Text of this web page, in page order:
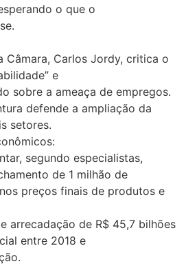
o que o
Câmara, Carlos Jordy, critica o
e
sobre a ameaça de empregos.
defende a ampliação da
setores.
segundo especialistas,
de 1 milhão de
preços finais de produtos e
arrecadação de R$ 45,7 bilhões
entre 2018 e